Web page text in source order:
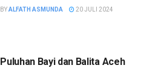
BYALFATH ASMUNDA 20 JULI 2024
Puluhan Bayi dan Balita Aceh